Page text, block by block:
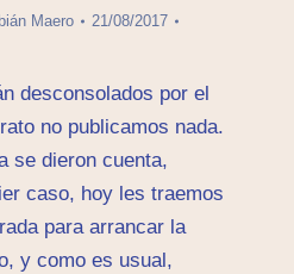
Maero
21/08/2017
desconsolados por el
no publicamos nada.
se dieron cuenta,
caso, hoy les traemos
para arrancar la
y como es usual,